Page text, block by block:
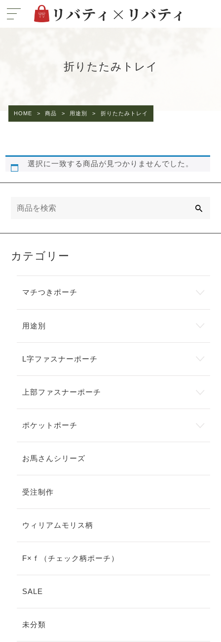
折りたたみトレイ
HOME > 商品 > 用途別 > 折りたたみトレイ
選択に一致する商品が見つかりませんでした。
カテゴリー
マチつきポーチ
用途別
L字ファスナーポーチ
上部ファスナーポーチ
ポケットポーチ
お馬さんシリーズ
受注制作
ウィリアムモリス柄
F×ｆ（チェック柄ポーチ）
SALE
未分類